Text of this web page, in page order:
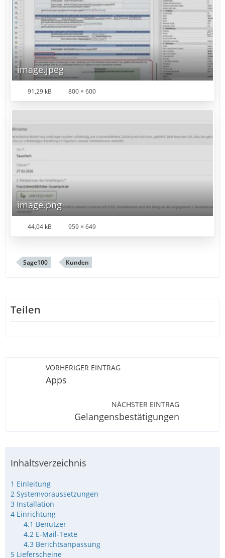
image.jpeg
91,29 kB 800 × 600
image.png
44,04 kB 959 × 649
Sage100 Kunden
Teilen
VORHERIGER EINTRAG
Apps
NÄCHSTER EINTRAG
Gelangensbestätigungen
Inhaltsverzeichnis
1 Einleitung
2 Systemvoraussetzungen
3 Installation
4 Einrichtung
4.1 Benutzer
4.2 E-Mail-Texte
4.3 Berichtsanpassung
5 Lieferscheine